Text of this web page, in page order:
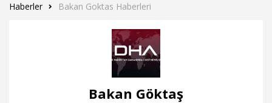
Haberler Bakan Goktas Haberleri
Bakan Göktaş